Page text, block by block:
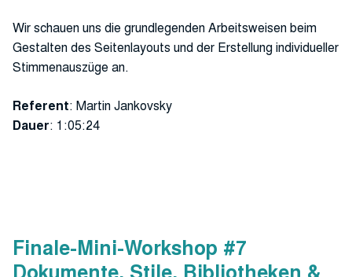
Wir schauen uns die grundlegenden Arbeitsweisen beim
Gestalten des Seitenlayouts und der Erstellung individueller
Stimmenauszüge an.
Referent: Martin Jankovsky
Dauer: 1:05:24
Finale-Mini-Workshop #7
Dokumente, Stile, Bibliotheken &